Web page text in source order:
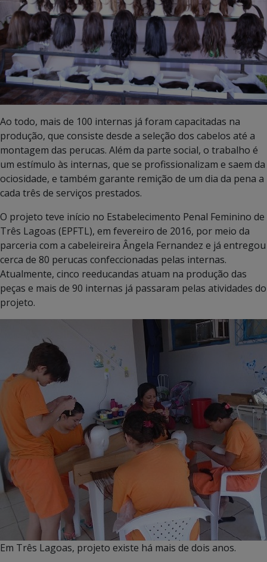
Ao todo, mais de 100 internas já foram capacitadas na
produção, que consiste desde a seleção dos cabelos até a
montagem das perucas. Além da parte social, o trabalho é
um estímulo às internas, que se profissionalizam e saem da
ociosidade, e também garante remição de um dia da pena a
cada três de serviços prestados.
O projeto teve início no Estabelecimento Penal Feminino de
Três Lagoas (EPFTL), em fevereiro de 2016, por meio da
parceria com a cabeleireira Ângela Fernandez e já entregou
cerca de 80 perucas confeccionadas pelas internas.
Atualmente, cinco reeducandas atuam na produção das
peças e mais de 90 internas já passaram pelas atividades do
projeto.
Em Três Lagoas, projeto existe há mais de dois anos.